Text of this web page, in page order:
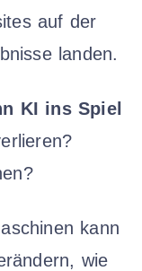
auf der
landen.
KI ins Spiel
kann
wie